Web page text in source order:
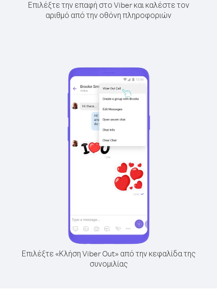
Επιλέξτε την επαφή στο Viber και καλέστε τον
αριθμό από την οθόνη πληροφοριών
Επιλέξτε «Κλήση Viber Out» από την κεφαλίδα της
συνομιλίας